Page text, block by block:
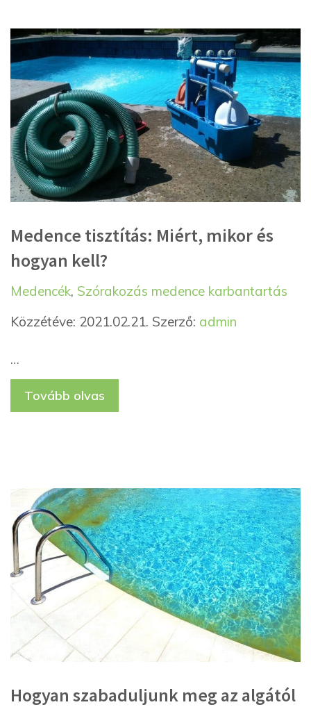
Medence tisztítás: Miért, mikor és
hogyan kell?
Kategória
Medencék, Szórakozás Címkék
medence karbantartás
Közzétéve: 2021.02.21. Szerző: admin
…
Tovább olvas
Hogyan szabaduljunk meg az algától